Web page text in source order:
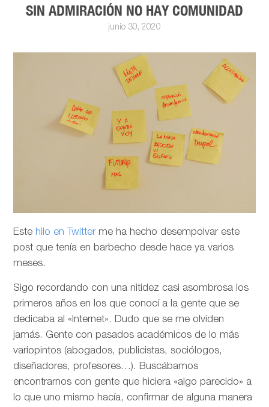
SIN ADMIRACIÓN NO HAY COMUNIDAD
junio 30, 2020
Este hilo en Twitterme ha hecho desempolvar este
post que tenía en barbecho desde hace ya varios
meses.
Sigo recordando con una nitidez casi asombrosa los
primeros años en los que conocí a la gente que se
dedicaba al «Internet». Dudo que se me olviden
jamás. Gente con pasados académicos de lo más
variopintos (abogados, publicistas, sociólogos,
diseñadores, profesores…). Buscábamos
encontrarnos con gente que hiciera «algo parecido» a
lo que uno mismo hacía, confirmar de alguna manera